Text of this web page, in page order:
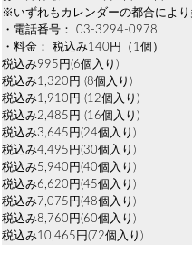
※いずれもカレンダーの都合によ
・電話番号： 03-3294-0978
・料金： 税込み140円（1個）
税込み995円(6個入り)
税込み1,320円 (8個入り)
税込み1,910円 (12個入り)
税込み2,485円 (16個入り)
税込み3,645円(24個入り)
税込み4,495円(30個入り)
税込み5,940円(40個入り)
税込み6,620円(45個入り)
税込み7,075円(48個入り)
税込み8,760円(60個入り)
税込み10,465円(72個入り)